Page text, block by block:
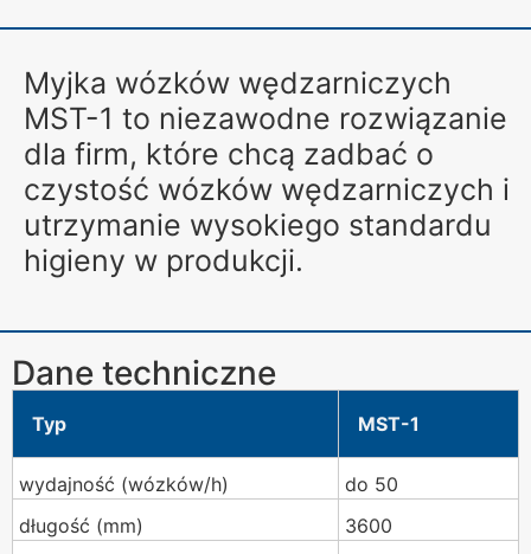
Myjka wózków wędzarniczych
MST-1 to niezawodne rozwiązanie
dla firm, które chcą zadbać o
czystość wózków wędzarniczych i
utrzymanie wysokiego standardu
higieny w produkcji.
Dane techniczne
Typ MST-1
wydajność (wózków/h)
do 50
długość (mm)
3600